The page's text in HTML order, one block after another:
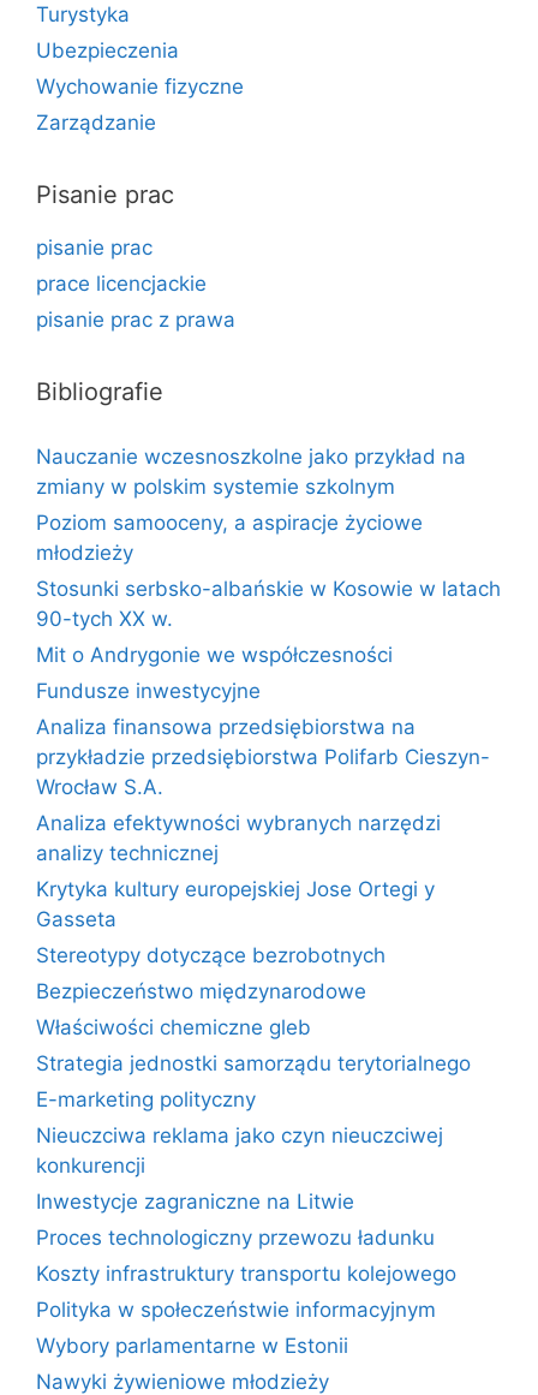
Turystyka
Ubezpieczenia
Wychowanie fizyczne
Zarządzanie
Pisanie prac
pisanie prac
prace licencjackie
pisanie prac z prawa
Bibliografie
Nauczanie wczesnoszkolne jako przykład na
zmiany w polskim systemie szkolnym
Poziom samooceny, a aspiracje życiowe
młodzieży
Stosunki serbsko-albańskie w Kosowie w latach
90-tych XX w.
Mit o Andrygonie we współczesności
Fundusze inwestycyjne
Analiza finansowa przedsiębiorstwa na
przykładzie przedsiębiorstwa Polifarb Cieszyn-
Wrocław S.A.
Analiza efektywności wybranych narzędzi
analizy technicznej
Krytyka kultury europejskiej Jose Ortegi y
Gasseta
Stereotypy dotyczące bezrobotnych
Bezpieczeństwo międzynarodowe
Właściwości chemiczne gleb
Strategia jednostki samorządu terytorialnego
E-marketing polityczny
Nieuczciwa reklama jako czyn nieuczciwej
konkurencji
Inwestycje zagraniczne na Litwie
Proces technologiczny przewozu ładunku
Koszty infrastruktury transportu kolejowego
Polityka w społeczeństwie informacyjnym
Wybory parlamentarne w Estonii
Nawyki żywieniowe młodzieży